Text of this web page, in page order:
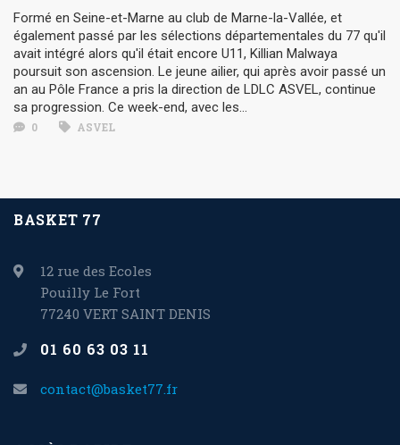
Formé en Seine-et-Marne au club de Marne-la-Vallée, et
également passé par les sélections départementales du 77 qu'il
avait intégré alors qu'il était encore U11, Killian Malwaya
poursuit son ascension. Le jeune ailier, qui après avoir passé un
an au Pôle France a pris la direction de LDLC ASVEL, continue
sa progression. Ce week-end, avec les...
0 ASVEL
BASKET 77
12 rue des Ecoles
Pouilly Le Fort
77240 VERT SAINT DENIS
01 60 63 03 11
contact@basket77.fr